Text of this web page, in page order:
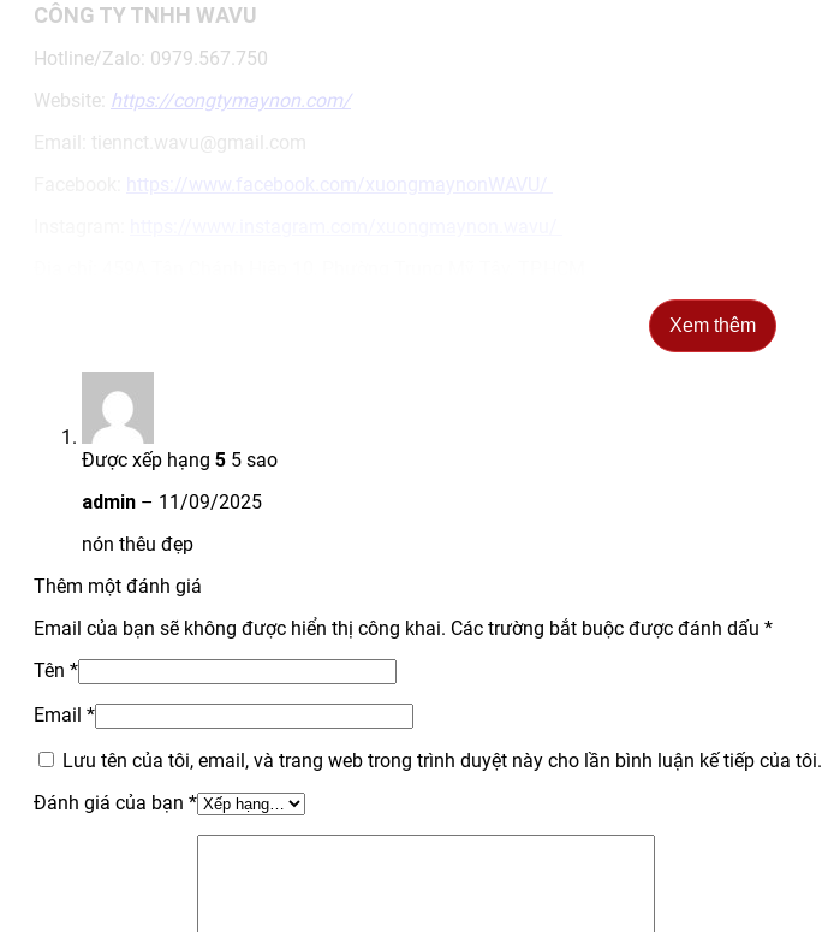
CÔNG TY TNHH WAVU
Hotline/Zalo: 0979.567.750
Website: https://congtymaynon.com/
Email: tiennct.wavu@gmail.com
Xem thêm
Được xếp hạng 5 5 sao
admin – 11/09/2025
nón thêu đẹp
Thêm một đánh giá
Email của bạn sẽ không được hiển thị công khai. Các trường bắt buộc được đánh dấu *
Tên *
Email *
Lưu tên của tôi, email, và trang web trong trình duyệt này cho lần bình luận kế tiếp của tôi.
Đánh giá của bạn *